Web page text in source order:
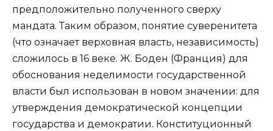
предположительно полученного сверху
мандата. Таким образом, понятие суверенитета
(что означает верховная власть, независимость)
сложилось в 16 веке. Ж. Боден (Франция) для
обоснования неделимости государственной
власти был использован в новом значении: для
утверждения демократической концепции
государства и демократии. Конституционный